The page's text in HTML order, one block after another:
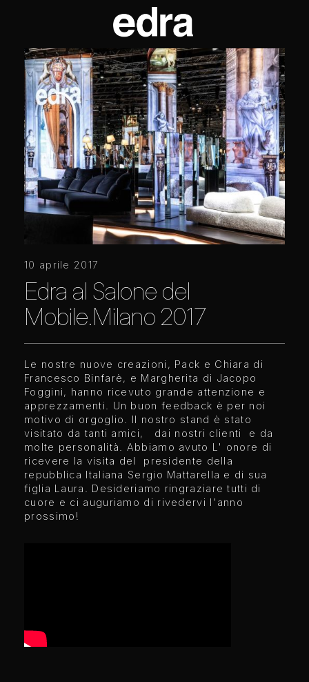
10 aprile 2017
Edra al Salone del
Mobile.Milano 2017
Le nostre nuove creazioni, Pack e Chiara di
Francesco Binfarè, e Margherita di Jacopo
Foggini, hanno ricevuto grande attenzione e
apprezzamenti. Un buon feedback è per noi
motivo di orgoglio. Il nostro stand è stato
visitato da tanti amici, dai nostri clienti e da
molte personalità. Abbiamo avuto L' onore di
ricevere la visita del presidente della
repubblica Italiana Sergio Mattarella e di sua
figlia Laura. Desideriamo ringraziare tutti di
cuore e ci auguriamo di rivedervi l'anno
prossimo!